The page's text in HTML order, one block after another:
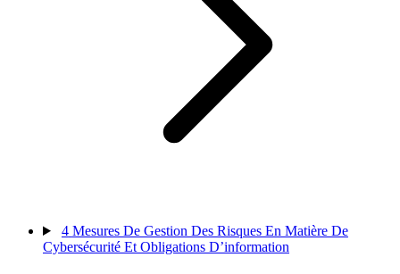
4 Mesures De Gestion Des Risques En Matière De
Cybersécurité Et Obligations D’information